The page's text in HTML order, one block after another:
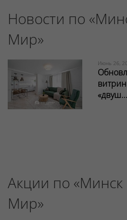
Новости по
Мир»
Июнь 26,
«двуш...
Акции по «Минск
Мир»